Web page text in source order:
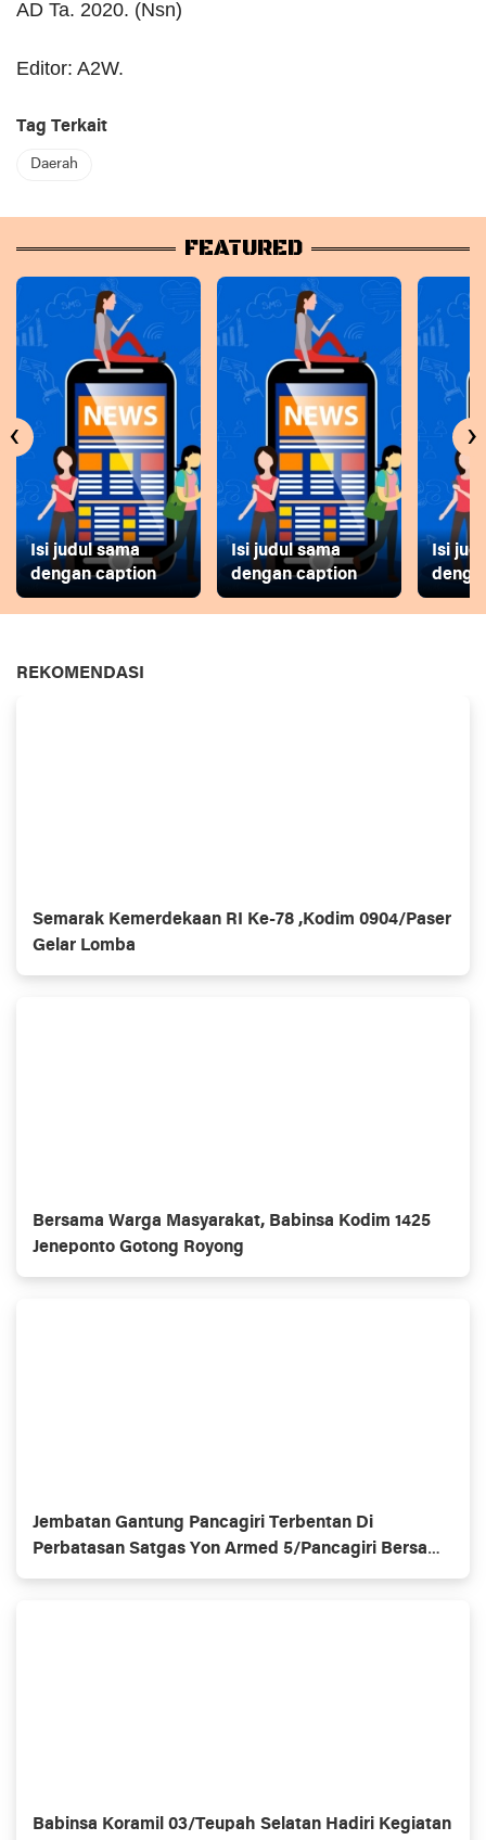
AD Ta. 2020. (Nsn)
Editor: A2W.
Tag Terkait
Daerah
FEATURED
Isi judul sama
dengan caption
Isi judul sama
dengan caption
Isi
‹ ›
REKOMENDASI
Semarak Kemerdekaan RI Ke-78 ,Kodim 0904/Paser
Gelar Lomba
Bersama Warga Masyarakat, Babinsa Kodim 1425
Jeneponto Gotong Royong
Jembatan Gantung Pancagiri Terbentan Di
Perbatasan Satgas Yon Armed 5/Pancagiri Bersama
Vertikal Rescue Dan PT MA/BDRMS
Babinsa Koramil 03/Teupah Selatan Hadiri Kegiatan